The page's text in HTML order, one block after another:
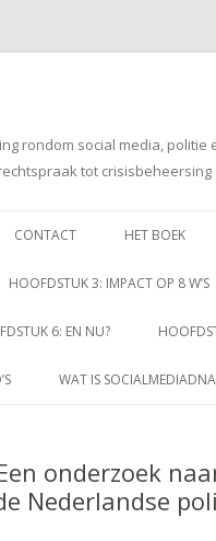
rondom social media,
tot crisisbeheersing
CONTACT HET BOEK
HOOFDSTUK 3: IMPACT OP 8 W’S
6: EN NU?
WAT IS
onderzoek
Nederlandse